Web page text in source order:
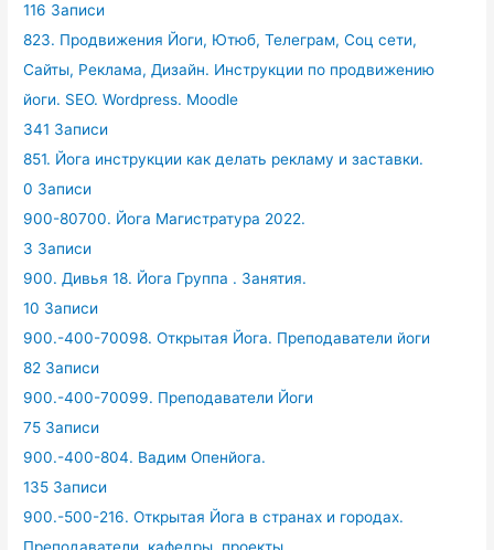
116 Записи
823. Продвижения Йоги, Ютюб, Телеграм, Соц сети,
Сайты, Реклама, Дизайн. Инструкции по продвижению
йоги. SEO. Wordpress. Moodle
341 Записи
851. Йога инструкции как делать рекламу и заставки.
0 Записи
900-80700. Йога Магистратура 2022.
3 Записи
900. Дивья 18. Йога Группа . Занятия.
10 Записи
900.-400-70098. Открытая Йога. Преподаватели йоги
82 Записи
900.-400-70099. Преподаватели Йоги
75 Записи
900.-400-804. Вадим Опенйога.
135 Записи
900.-500-216. Открытая Йога в странах и городах.